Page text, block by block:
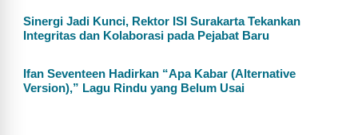
Sinergi Jadi Kunci, Rektor ISI Surakarta Tekankan
Integritas dan Kolaborasi pada Pejabat Baru
Ifan Seventeen Hadirkan “Apa Kabar (Alternative
Version),” Lagu Rindu yang Belum Usai